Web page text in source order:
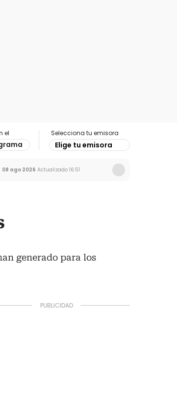
el Selecciona tu emisora
Elige tu emisora
08 ago 2026 Actualizado 16:51
generado para los